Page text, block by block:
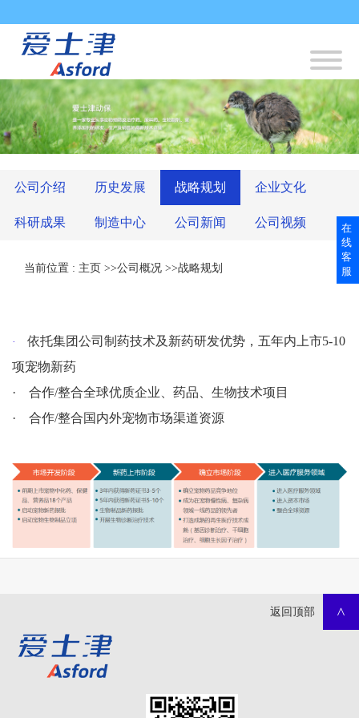
公司介绍 历史发展 战略规划 企业文化
科研成果 制造中心 公司新闻 公司视频
当前位置 : 主页 >>公司概况 >>战略规划
· 依托集团公司制药技术及新药研发优势，五年内上市5-10
项宠物新药
· 合作/整合全球优质企业、药品、生物技术项目
· 合作/整合国内外宠物市场渠道资源
返回顶部 >
在
线
客
服